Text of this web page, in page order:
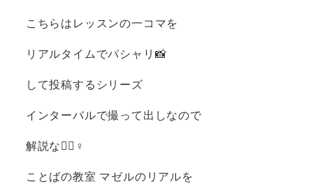
こちらはレッスンの一コマを
リアルタイムでパシャリ📸
して投稿するシリーズ️
インターバルで撮って出しなので
解説なし🏻‍♀️
ことばの教室 マゼルのリアルを